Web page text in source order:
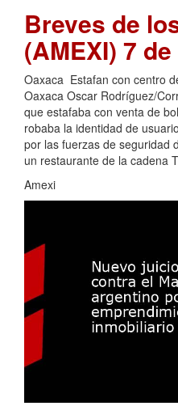
Breves de
(AMEXI) 7
Oaxaca Estafan con centro
Oaxaca Oscar Rodríguez/
que estafaba con venta de
robaba la identidad de
por las fuerzas de seguridad
un restaurante de la cadena
Amexi